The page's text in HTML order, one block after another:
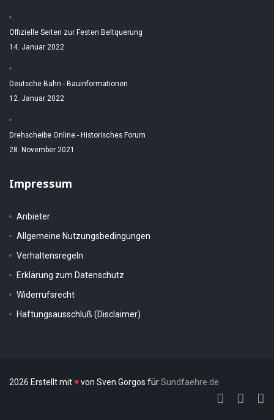
Offizielle Seiten zur Festen Beltquerung
14. Januar 2022
Deutsche Bahn - Bauinformationen
12. Januar 2022
Drehscheibe Online - Historisches Forum
28. November 2021
Impressum
Anbieter
Allgemeine Nutzungsbedingungen
Verhaltensregeln
Erklärung zum Datenschutz
Widerrufsrecht
Haftungsausschluß (Disclaimer)
2026 Erstellt mit♥von Sven Gorgos fürSundfaehre.de